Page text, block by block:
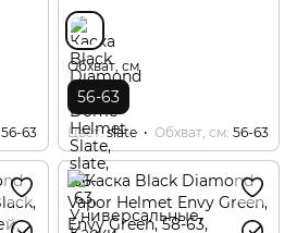
56-63
Обхват, см
56-63
Цвет slate Обхват, см 56-63